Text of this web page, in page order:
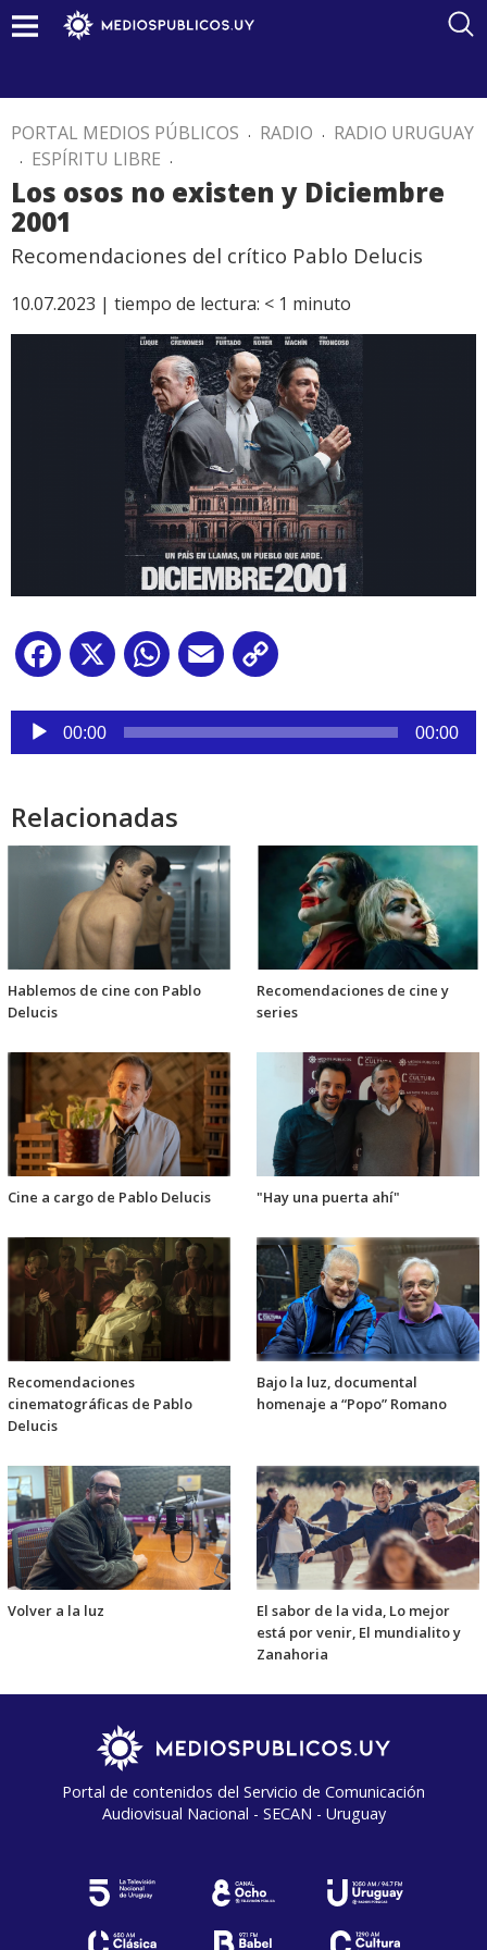
PORTAL MEDIOS PÚBLICOS . RADIO . RADIO URUGUAY
. ESPÍRITU LIBRE .
Los osos no existen y Diciembre
2001
Recomendaciones del crítico Pablo Delucis
10.07.2023 | tiempo de lectura: < 1 minuto
Facebook
X WhatsApp
Email
Reproductor
audio
00:00 00:00
Relacionadas
Hablemos de cine con Pablo
Delucis
Recomendaciones de cine y
series
Cine a cargo de Pablo Delucis "Hay una puerta ahí"
Recomendaciones
cinematográficas de Pablo
Delucis
Bajo la luz, documental
homenaje a “Popo” Romano
Volver a la luz
El sabor de la vida, Lo mejor
está por venir, El mundialito y
Zanahoria
Portal de contenidos del Servicio de Comunicación
Audiovisual Nacional - SECAN - Uruguay